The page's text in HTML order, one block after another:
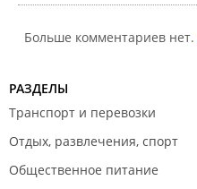
Больше комментариев нет.
РАЗДЕЛЫ
Транспорт и перевозки
Отдых, развлечения, спорт
Общественное питание